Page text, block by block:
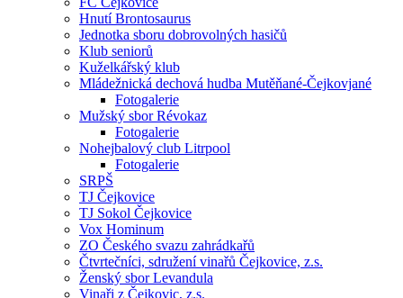
Hnutí Brontosaurus
Jednotka sboru dobrovolných hasičů
Klub seniorů
Kuželkářský klub
Mládežnická dechová hudba Mutěňané-Čejkovjané
Fotogalerie
Mužský sbor Révokaz
Fotogalerie
Nohejbalový club Litrpool
Fotogalerie
SRPŠ
TJ Čejkovice
TJ Sokol Čejkovice
Vox Hominum
ZO Českého svazu zahrádkařů
Čtvrtečníci, sdružení vinařů Čejkovice, z.s.
Ženský sbor Levandula
Vinaři z Čejkovic, z.s.